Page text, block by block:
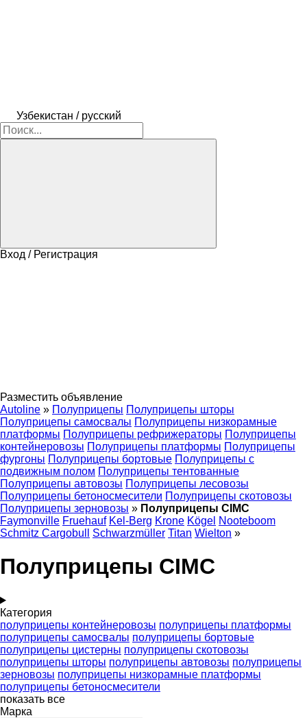
Узбекистан / русский
Вход / Регистрация
Разместить объявление
Autoline » Полуприцепы Полуприцепы шторы
Полуприцепы самосвалы Полуприцепы низкорамные
платформы Полуприцепы рефрижераторы Полуприцепы
контейнеровозы Полуприцепы платформы Полуприцепы
фургоны Полуприцепы бортовые Полуприцепы с
подвижным полом Полуприцепы тентованные
Полуприцепы автовозы Полуприцепы лесовозы
Полуприцепы бетоносмесители Полуприцепы скотовозы
Полуприцепы зерновозы » Полуприцепы CIMC
Faymonville Fruehauf Kel-Berg Krone Kögel Nooteboom
Schmitz Cargobull
Schwarzmüller Titan Wielton »
Полуприцепы CIMC
Категория
полуприцепы контейнеровозы полуприцепы платформы
полуприцепы самосвалы полуприцепы бортовые
полуприцепы цистерны полуприцепы скотовозы
полуприцепы шторы полуприцепы автовозы полуприцепы
зерновозы полуприцепы низкорамные платформы
полуприцепы бетоносмесители
показать все
Марка